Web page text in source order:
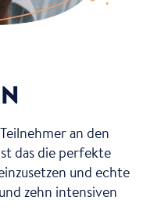
an den
das die perfekte
und echte
zehn intensiven